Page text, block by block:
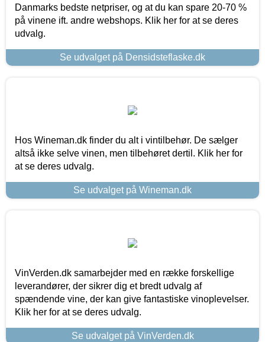
Danmarks bedste netpriser, og at du kan spare 20-70 %
på vinene ift. andre webshops. Klik her for at se deres
udvalg.
Se udvalget på Densidsteflaske.dk
Hos Wineman.dk finder du alt i vintilbehør. De sælger
altså ikke selve vinen, men tilbehøret dertil. Klik her for
at se deres udvalg.
Se udvalget på Wineman.dk
VinVerden.dk samarbejder med en række forskellige
leverandører, der sikrer dig et bredt udvalg af
spændende vine, der kan give fantastiske vinoplevelser.
Klik her for at se deres udvalg.
Se udvalget på VinVerden.dk